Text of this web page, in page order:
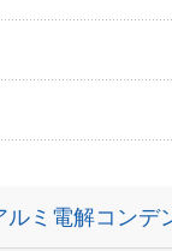
ルミ電解コンデ